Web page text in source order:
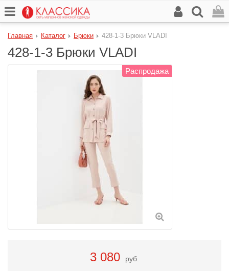
Главная Каталог Брюки 428-1-3 Брюки VLADI
428-1-3 Брюки VLADI
Распродажа
3 080 руб.